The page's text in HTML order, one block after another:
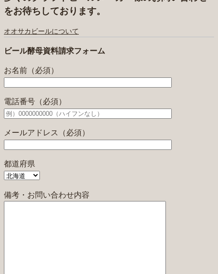
をお待ちしております。
オオサカビールについて
ビール酵母資料請求フォーム
お名前（必須）
電話番号（必須）
メールアドレス（必須）
都道府県
備考・お問い合わせ内容